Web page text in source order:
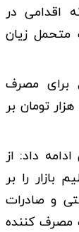
اقدامی در
متحمل زیان
برای مصرف
کننده را ۱۷۰ هزار تومان معادل شانه ای ۳۵۰ هزار تومان بر
داد: از
بازار را بر
و صادرات
مصرف کننده